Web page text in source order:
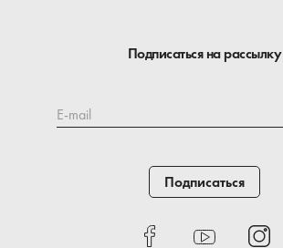
Подписаться на рассылку
E-mail
Подписаться